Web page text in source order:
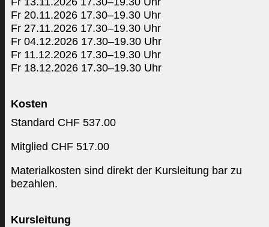
Fr 20.11.2026 17.30–19.30 Uhr
Fr 27.11.2026 17.30–19.30 Uhr
Fr 04.12.2026 17.30–19.30 Uhr
Fr 11.12.2026 17.30–19.30 Uhr
Fr 18.12.2026 17.30–19.30 Uhr
Kosten
Standard CHF 537.00
Mitglied CHF 517.00
Materialkosten sind direkt der Kursleitung bar zu
bezahlen.
Kursleitung